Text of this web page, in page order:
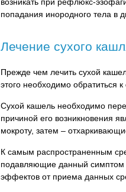
попадания инородного тела в
Лечение сухого
Прежде чем лечить сухой
этого необходимо обратиться к
Сухой кашель необходимо
причиной его возникновения
мокроту, затем –
К самым распространенным
подавляющие данный симптом
эффектов от приема данных